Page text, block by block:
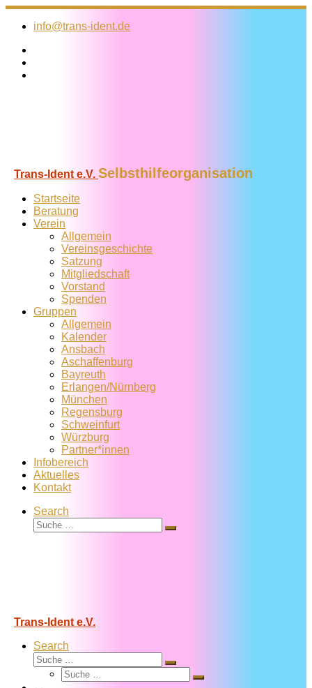
Zum
Inhalt
info@trans-ident.de
Trans-Ident e.V. Selbsthilfeorganisation
Startseite
Beratung
Verein
Allgemein
Vereins­geschichte
Satzung
Mitglied­schaft
Vorstand
Spenden
Gruppen
Allgemein
Kalender
Ansbach
Aschaffenburg
Bayreuth
Erlangen/Nürnberg
München
Regensburg
Schweinfurt
Würzburg
Partner*innen
Infobereich
Aktuelles
Kontakt
Search
Suche
Suche
Trans-Ident e.V.
Search
Suche
Suche
Suche
Suche